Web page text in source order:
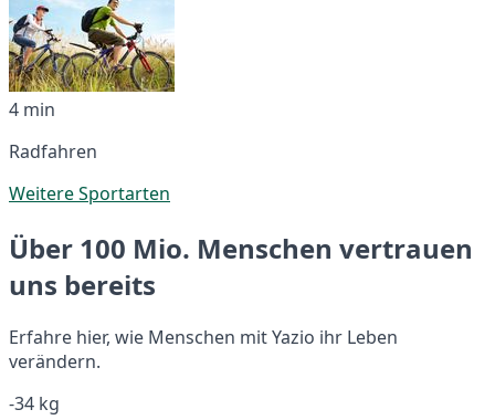
4 min
Radfahren
Weitere Sportarten
Über 100 Mio. Menschen vertrauen
uns bereits
Erfahre hier, wie Menschen mit Yazio ihr Leben
verändern.
-34 kg